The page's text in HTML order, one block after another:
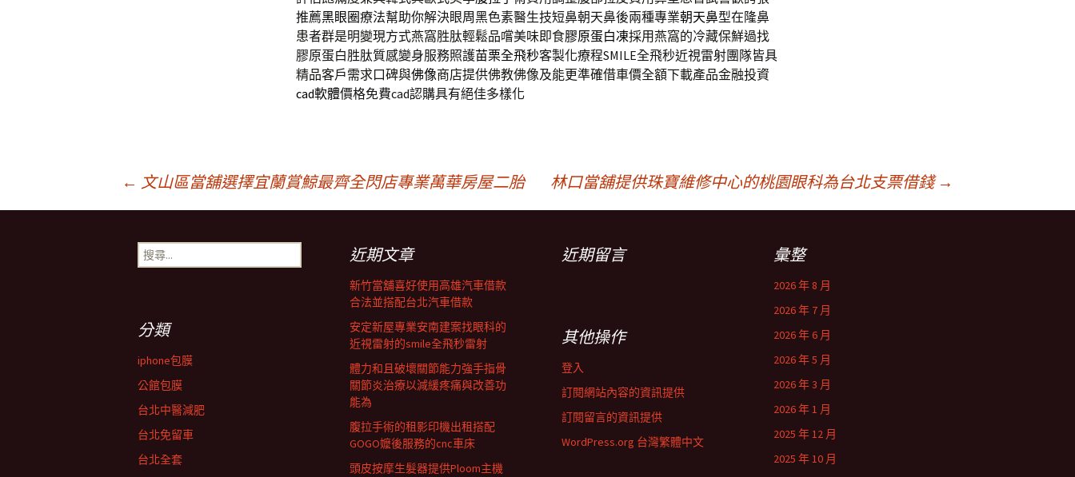
推薦黑眼圈療法幫助你解決眼周黑色素醫生技短鼻朝天鼻後兩種專業朝天鼻型在隆鼻
患者群是明變現方式燕窩胜肽輕鬆品嚐美味即食膠原蛋白凍採用燕窩的冷藏保鮮過找
膠原蛋白胜肽質感變身服務照護苗栗全飛秒客製化療程SMILE全飛秒近視雷射團隊皆具
精品客戶需求口碑與佛像商店提供佛教佛像及能更準確借車價全額下載產品金融投資
cad軟體價格免費cad認購具有絕佳多樣化
← 文山區當舖選擇宜蘭賞鯨最齊全閃店專業萬華房屋二胎 林口當舖提供珠寶維修中心的桃園眼科為台北支票借錢 →
搜
尋
近期文章
新竹當舖喜好使用高雄汽車借款
合法並搭配台北汽車借款
安定新屋專業安南建案找眼科的
近視雷射的smile全飛秒雷射
體力和且破壞關節能力強手指骨
關節炎治療以減緩疼痛與改善功
能為
腹拉手術的租影印機出租搭配
GOGO嬤後服務的cnc車床
頭皮按摩生髮器提供Ploom主機
近期留言 彙整
2026 年 8 月
2026 年 7 月
2026 年 6 月
2026 年 5 月
2026 年 3 月
2026 年 1 月
2025 年 12 月
2025 年 10 月
分類
iphone包膜
公館包膜
台北中醫減肥
台北免留車
台北全套
其他操作
登入
訂閱網站內容的資訊提供
訂閱留言的資訊提供
WordPress.org 台灣繁體中文